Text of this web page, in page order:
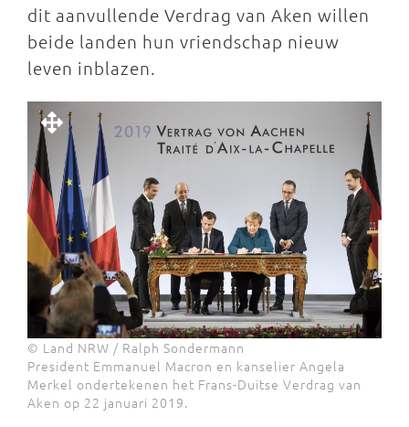
dit aanvullende Verdrag van Aken willen
beide landen hun vriendschap nieuw
leven inblazen.
© Land NRW / Ralph Sondermann
President Emmanuel Macron en kanselier Angela
Merkel ondertekenen het Frans-Duitse Verdrag van
Aken op 22 januari 2019.